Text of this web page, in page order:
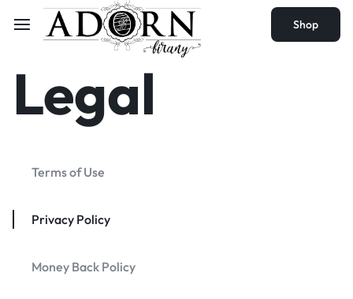
Shop
Legal
Terms of Use
Privacy Policy
Money Back Policy